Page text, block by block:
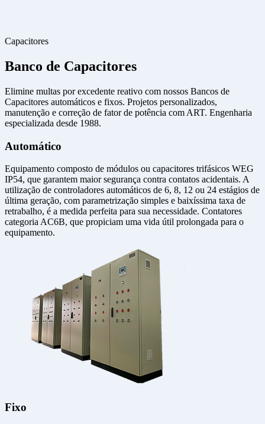
Capacitores
Banco de Capacitores
Elimine multas por excedente reativo com nossos Bancos de
Capacitores automáticos e fixos. Projetos personalizados,
manutenção e correção de fator de potência com ART. Engenharia
especializada desde 1988.
Automático
Equipamento composto de módulos ou capacitores trifásicos WEG
IP54, que garantem maior segurança contra contatos acidentais. A
utilização de controladores automáticos de 6, 8, 12 ou 24 estágios de
última geração, com parametrização simples e baixíssima taxa de
retrabalho, é a medida perfeita para sua necessidade. Contatores
categoria AC6B, que propiciam uma vida útil prolongada para o
equipamento.
Fixo